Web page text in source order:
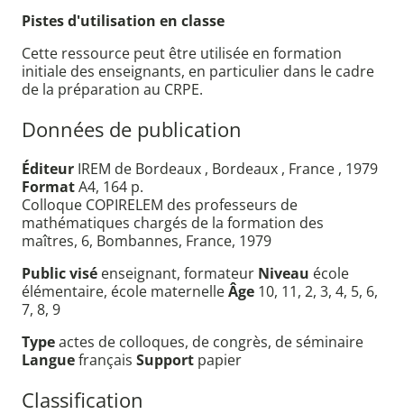
Pistes d'utilisation en classe
Cette ressource peut être utilisée en formation
initiale des enseignants, en particulier dans le cadre
de la préparation au CRPE.
Données de publication
Éditeur IREM de Bordeaux , Bordeaux , France , 1979
FormatA4, 164 p.
Colloque COPIRELEM des professeurs de
mathématiques chargés de la formation des
maîtres, 6, Bombannes, France, 1979
Public visé enseignant, formateur Niveau école
élémentaire, école maternelleÂge 10, 11, 2, 3, 4, 5, 6,
7, 8, 9
Typeactes de colloques, de congrès, de séminaire
Languefrançais Support papier
Classification